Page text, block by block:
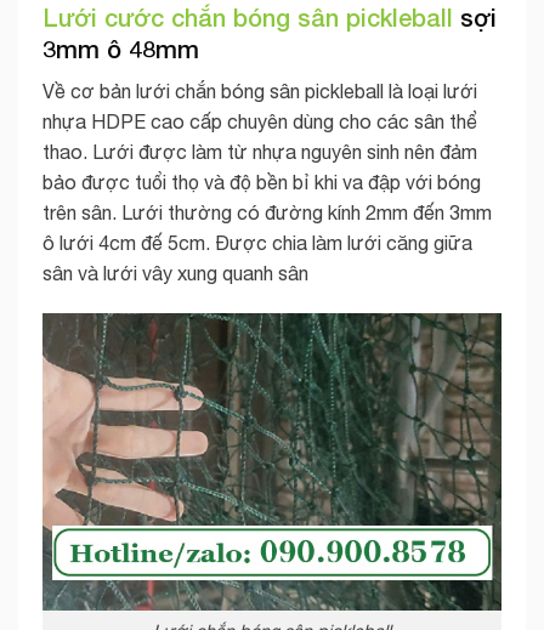
Lưới cước chắn bóng sân pickleball sợi
3mm ô 48mm
Về cơ bản lưới chắn bóng sân pickleball là loại lưới
nhựa HDPE cao cấp chuyên dùng cho các sân thể
thao. Lưới được làm từ nhựa nguyên sinh nên đảm
bảo được tuổi thọ và độ bền bỉ khi va đập với bóng
trên sân. Lưới thường có đường kính 2mm đến 3mm
ô lưới 4cm đế 5cm. Được chia làm lưới căng giữa
sân và lưới vây xung quanh sân